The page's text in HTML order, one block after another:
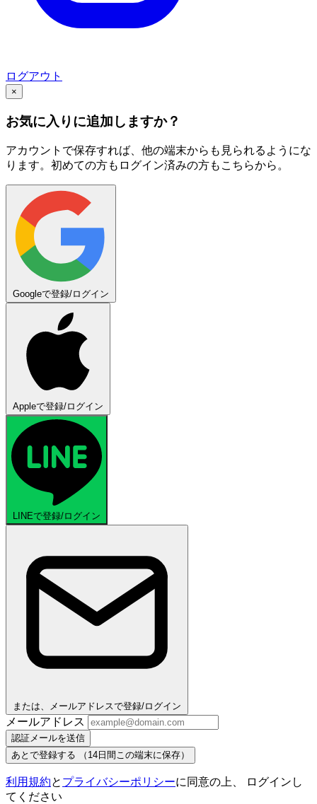
ログアウト
×
お気に入りに追加しますか？
アカウントで保存すれば、他の端末からも見られるようにな
ります。初めての方もログイン済みの方もこちらから。
Googleで登録/ログイン
Appleで登録/ログイン
LINEで登録/ログイン
または、メールアドレスで登録/ログイン
メールアドレス
認証メールを送信
あとで登録する
（14日間この端末に保存）
利用規約と プライバシーポリシーに同意の上、 ログインし
てください